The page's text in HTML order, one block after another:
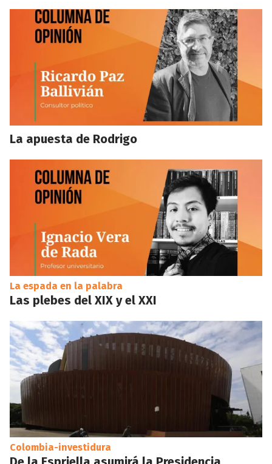
La apuesta de Rodrigo
La espada en la palabra
Las plebes del XIX y el XXI
Colombia-investidura